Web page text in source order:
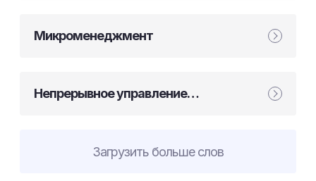
Микроменеджмент
Непрерывное управление
Загрузить больше слов